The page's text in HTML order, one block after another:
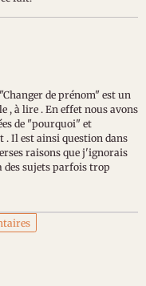
de prénom" est un
, à lire . En effet nous avons
de "pourquoi" et
. Il est ainsi question dans
raisons que j'ignorais
des sujets parfois trop